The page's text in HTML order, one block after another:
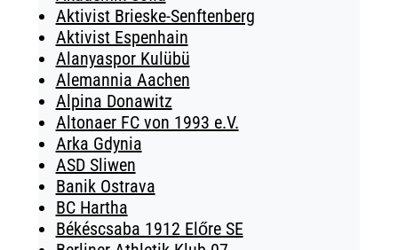
Aktivist Brieske-Senftenberg
Aktivist Espenhain
Alanyaspor Kulübü
Alemannia Aachen
Alpina Donawitz
Altonaer FC von 1993 e.V.
Arka Gdynia
ASD Sliwen
Banik Ostrava
BC Hartha
Békéscsaba 1912 Előre SE